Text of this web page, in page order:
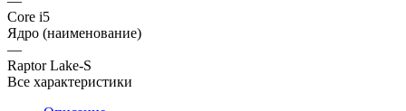
Core i5
Ядро (наименование)
—
Raptor Lake-S
Все характеристики